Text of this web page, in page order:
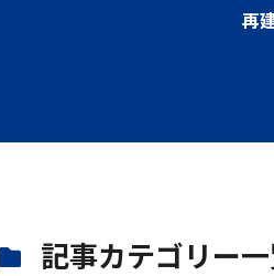
再
記事カテゴリー